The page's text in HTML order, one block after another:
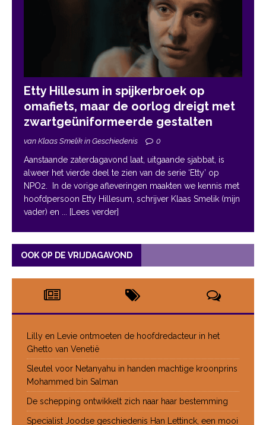
Etty Hillesum in spijkerbroek op
omafiets, maar de oorlog dreigt met
zwartgeüniformeerde gestalten
van Klaas Smelik in Geschiedenis 0
Aanstaande zaterdagavond laat, uitgaande sjabbat, is
alweer het vierde deel te zien van de serie ‘Etty’ op
NPO2. In de vorige afleveringen maakten we kennis met
hoofdpersoon Etty Hillesum, schrijver Klaas Smelik (mijn
vader) en
... [Lees verder]
OOK OP DE VRIJDAGAVOND
Lilly en Levie ontmoeten de hoofdredacteur in het
Ghetto van Venetië
Sleutel voor Netanyahu in handen machtige kroonprins
Mohammed bin Salman
De schepping ontwikkelt zich naar haar bestemming
Specialist Joodse geschiedenis Han Lettinck, een mooi